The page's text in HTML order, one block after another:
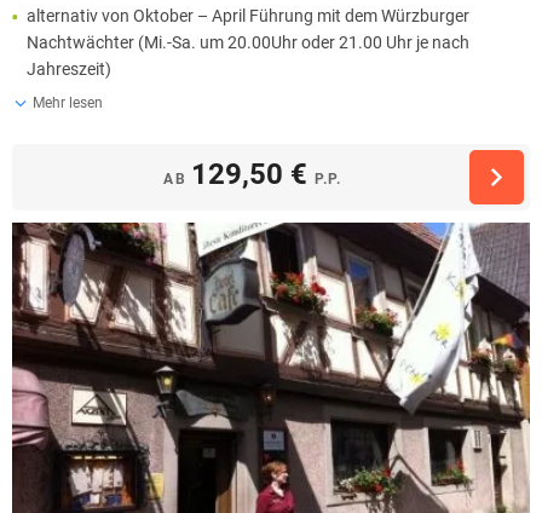
alternativ von Oktober – April Führung mit dem Würzburger
Nachtwächter (Mi.-Sa. um 20.00Uhr oder 21.00 Uhr je nach
Jahreszeit)
Mehr lesen
AB 129,50 € P.P.